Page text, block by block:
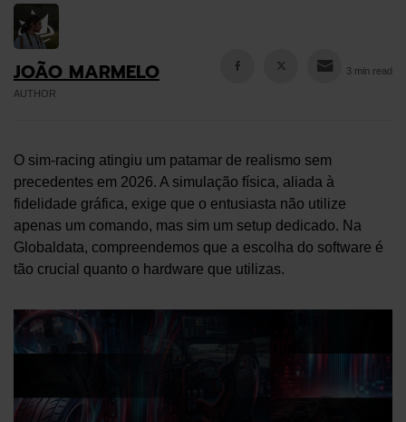
JOÃO MARMELO
AUTHOR
3 min read
O sim-racing atingiu um patamar de realismo sem
precedentes em 2026. A simulação física, aliada à
fidelidade gráfica, exige que o entusiasta não utilize
apenas um comando, mas sim um setup dedicado. Na
Globaldata, compreendemos que a escolha do software é
tão crucial quanto o hardware que utilizas.